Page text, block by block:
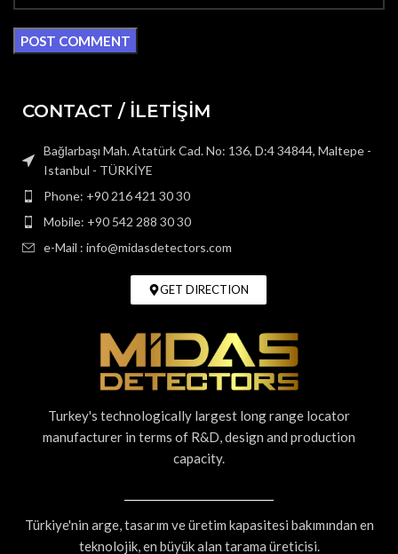
CONTACT / İLETİŞİM
Bağlarbaşı Mah. Atatürk Cad. No: 136, D:4 34844, Maltepe -
Istanbul - TÜRKİYE
Phone: +90 216 421 30 30
Mobile: +90 542 288 30 30
e-Mail : info@midasdetectors.com
GET DIRECTION
Turkey's technologically largest long range locator
manufacturer in terms of R&D, design and production
capacity.
Türkiye'nin arge, tasarım ve üretim kapasitesi bakımından en
teknolojik, en büyük alan tarama üreticisi.